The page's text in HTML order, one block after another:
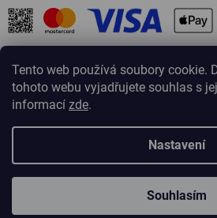
Tento web používá soubory cookie.
tohoto webu vyjadřujete souhlas s
informací zde.
Nastavení
Souhlasím
U nás jen otužilé české sazenice, žádné
Vytvořil
Odstoupit od smlouvy